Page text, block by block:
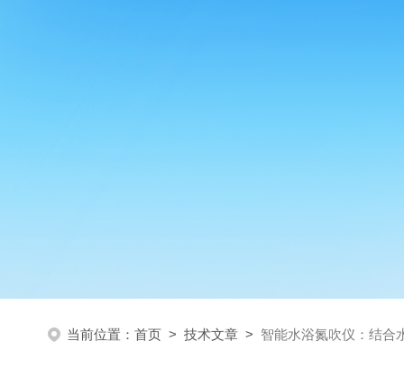
当前位置： 首页 > 技术文章 > 智能水浴氮吹仪：结合